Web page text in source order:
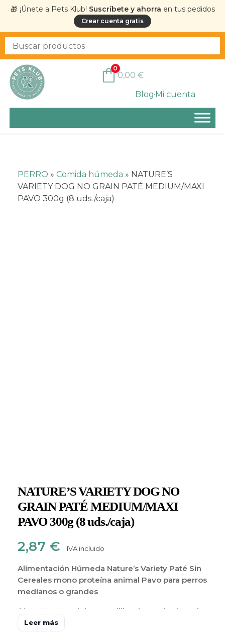
🎁 ¡Únete a Pets Klub! Suscríbete y ahorra en tus pedidos
Crear cuenta gratis
BlogMi cuenta
0
0,00 €
PERRO » Comida húmeda » NATURE’S
VARIETY DOG NO GRAIN PATÉ MEDIUM/MAXI
PAVO 300g (8 uds./caja)
NATURE’S VARIETY DOG NO
GRAIN PATÉ MEDIUM/MAXI
PAVO 300g (8 uds./caja)
2,87 € IVA incluido
Alimentación Húmeda Nature’s Variety Paté Sin
Cereales mono proteína animal Pavo para perros
medianos o grandes
Alimento
completo y equilibrado
textura de
patéelaborado con
frutas y verduras.
Leer más